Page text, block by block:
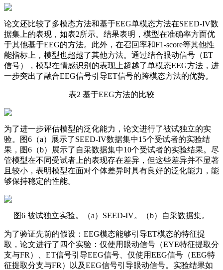
论文还比较了多模态方法和基于EEG单模态方法在SEED-IV数
据集上的表现，如表2所示。结果表明，模型在准确率方面优
于其他基于EEG的方法。此外，在召回率和F1-score等其他性
能指标上，模型也超越了其他方法。通过结合眼动信号（ET
信号），模型在情感识别的表现上超越了单模态EEG方法，进
一步突出了融合EEG信号引导ET信号的跨模态方法的优势。
表2 基于EEG方法的比较
为了进一步评估模型的泛化能力，论文进行了被试独立的实
验。图6（a）展示了SEED-IV数据集中15个受试者的实验结
果，图6（b）展示了自采数据集中10个受试者的实验结果。尽
管模型在不同受试者上的表现存在差异，但这些差异并不显著
且较小，表明模型在面对个体差异时具有良好的泛化能力，能
够保持稳定的性能。
图6 被试独立实验。（a）SEED-IV。（b）自采数据集。
为了验证先前的假设：EEG模态能够引导ET模态的特征提
取，论文进行了四个实验：仅使用眼动信号（EYE特征提取分
支与FR）、ET信号引导EEG信号、仅使用EEG信号（EEG特
征提取分支与FR）以及EEG信号引导眼动信号。实验结果如